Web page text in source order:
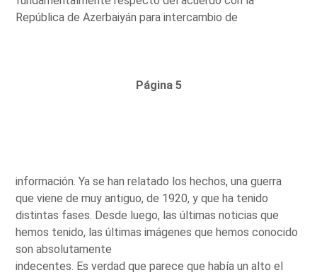
República de Azerbaiyán para intercambio de
Página 5
información. Ya se han relatado los hechos, una guerra
que viene de muy antiguo, de 1920, y que ha tenido
distintas fases. Desde luego, las últimas noticias que
hemos tenido, las últimas imágenes que hemos conocido
son absolutamente
indecentes. Es verdad que parece que había un alto el